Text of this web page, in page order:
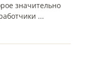
значительно
...